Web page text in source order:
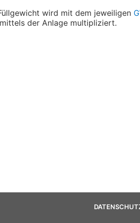
wird mit dem jeweiligen
der Anlage multipliziert.